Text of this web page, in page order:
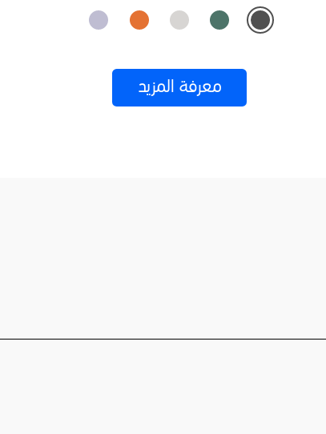
معرفة المزيد